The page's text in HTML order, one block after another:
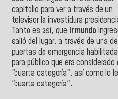
capitolio para ver a través de un
televisor la investidura
Tanto es así, que Inmundo
salió del lugar, a través de una
puertas de emergencia
para público que era considerado
"cuarta categoría", así como lo
"cuarta categoría".